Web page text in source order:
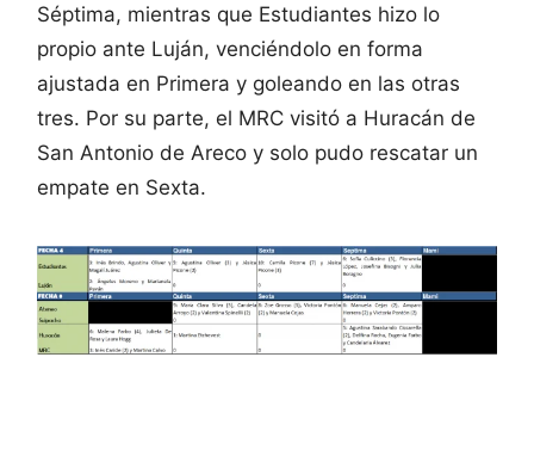
Séptima, mientras que Estudiantes hizo lo
propio ante Luján, venciéndolo en forma
ajustada en Primera y goleando en las otras
tres. Por su parte, el MRC visitó a Huracán de
San Antonio de Areco y solo pudo rescatar un
empate en Sexta.